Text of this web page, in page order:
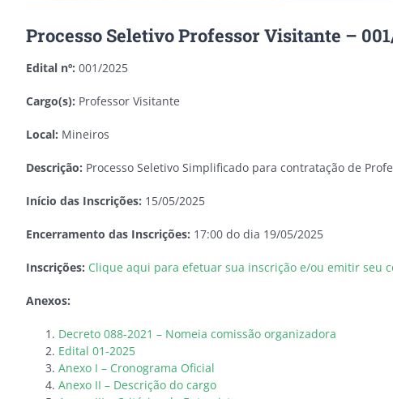
Processo Seletivo Professor Visitante –
Edital nº: 001/2025
Cargo(s): Professor Visitante
Local: Mineiros
Descrição: Processo Seletivo Simplificado para contratação de
Início das Inscrições: 15/05/2025
Encerramento das Inscrições: 17:00 do dia 19/05/2025
Inscrições: Clique aqui para efetuar sua inscrição e/ou emitir seu
Anexos:
Decreto 088-2021 – Nomeia comissão organizadora
Edital 01-2025
Anexo I – Cronograma Oficial
Anexo II – Descrição do cargo